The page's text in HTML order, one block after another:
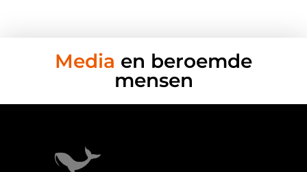
Media en beroemde
mensen